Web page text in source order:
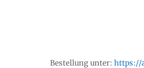
Bestellung unter: https://